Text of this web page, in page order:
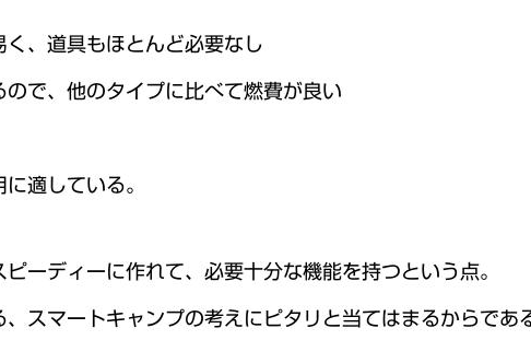
く、道具もほとんど必要なし
ので、他のタイプに比べて燃費が良い
適している。
ーディーに作れて、必要十分な機能を持つという点。
スマートキャンプの考えにピタリと当てはまるからであ